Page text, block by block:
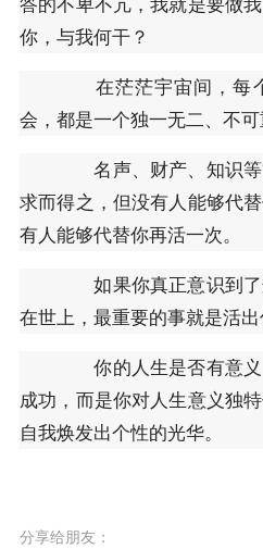
你，与我何干？
在茫茫宇宙间，每
会，都是一个独一无二、不可
名声、财产、知识等
求而得之，但没有人能够代
有人能够代替你再活一次。
如果你真正意识到了
在世上，最重要的事就是活出
你的人生是否有意义
成功，而是你对人生意义独
自我焕发出个性的光华。
分享给朋友：